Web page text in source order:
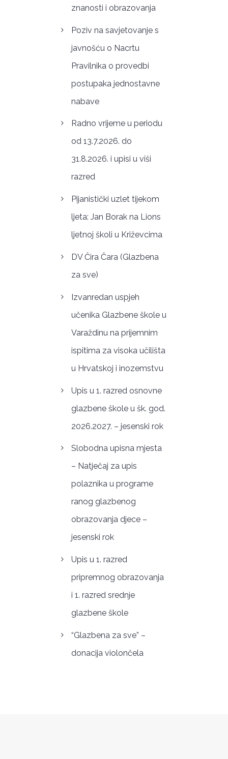
znanosti i obrazovanja
Poziv na savjetovanje s
javnošću o Nacrtu
Pravilnika o provedbi
postupaka jednostavne
nabave
Radno vrijeme u periodu
od 13.7.2026. do
31.8.2026. i upisi u viši
razred
Pijanistički uzlet tijekom
ljeta: Jan Borak na Lions
ljetnoj školi u Križevcima
DV Čira Čara (Glazbena
za sve)
Izvanredan uspjeh
učenika Glazbene škole u
Varaždinu na prijemnim
ispitima za visoka učilišta
u Hrvatskoj i inozemstvu
Upis u 1. razred osnovne
glazbene škole u šk. god.
2026.2027. – jesenski rok
Slobodna upisna mjesta
– Natječaj za upis
polaznika u programe
ranog glazbenog
obrazovanja djece –
jesenski rok
Upis u 1. razred
pripremnog obrazovanja
i 1. razred srednje
glazbene škole
“Glazbena za sve” –
donacija violončela